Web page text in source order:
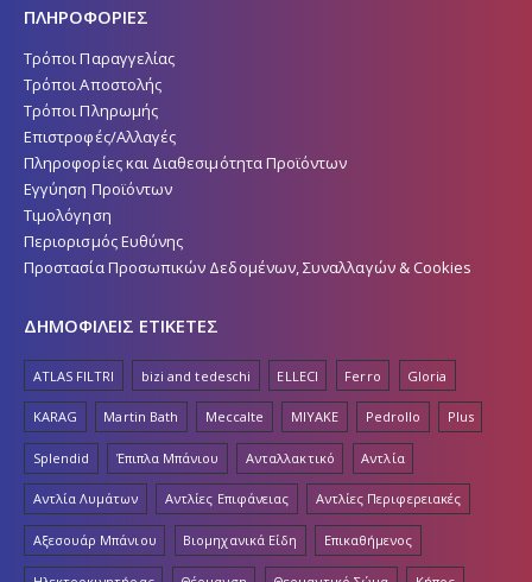
ΠΛΗΡΟΦΟΡΙΕΣ
Τρόποι Παραγγελίας
Τρόποι Αποστολής
Τρόποι Πληρωμής
Επιστροφές/Αλλαγές
Πληροφορίες και Διαθεσιμότητα Προϊόντων
Εγγύηση Προϊόντων
Τιμολόγηση
Περιορισμός Ευθύνης
Προστασία Προσωπικών Δεδομένων, Συναλλαγών & Cookies
ΔΗΜΟΦΙΛΕΙΣ ΕΤΙΚΕΤΕΣ
ATLAS FILTRI bizi and tedeschi ELLECI Ferro Gloria
KARAG Martin Bath Meccalte MIYAKE Pedrollo Plus
Splendid Έπιπλα Μπάνιου Ανταλλακτικό Αντλία
Αντλία Λυμάτων Αντλίες Επιφάνειας Αντλίες Περιφερειακές
Αξεσουάρ Μπάνιου Βιομηχανικά Είδη Επικαθήμενος